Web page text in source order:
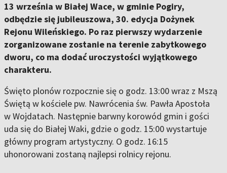
13 września w Białej Wace, w gminie Pogiry,
odbędzie się jubileuszowa, 30. edycja Dożynek
Rejonu Wileńskiego. Po raz pierwszy wydarzenie
zorganizowane zostanie na terenie zabytkowego
dworu, co ma dodać uroczystości wyjątkowego
charakteru.
Święto plonów rozpocznie się o godz. 13:00 wraz z Mszą
Świętą w kościele pw. Nawrócenia św. Pawła Apostoła
w Wojdatach. Następnie barwny korowód gmin i gości
uda się do Białej Waki, gdzie o godz. 15:00 wystartuje
główny program artystyczny. O godz. 16:15
uhonorowani zostaną najlepsi rolnicy rejonu.